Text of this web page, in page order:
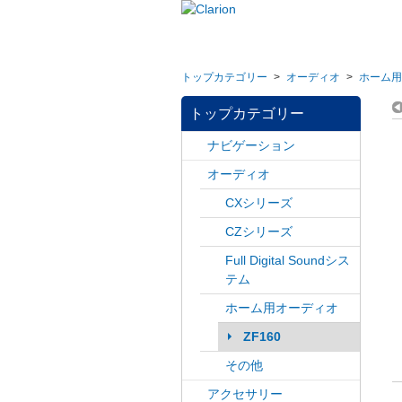
トップカテゴリー > オーディオ > ホーム
トップカテゴリー
ナビゲーション
オーディオ
CXシリーズ
CZシリーズ
Full Digital Soundシス
テム
ホーム用オーディオ
ZF160
その他
アクセサリー